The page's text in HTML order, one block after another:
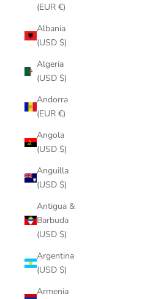
(EUR €)
Albania
(USD $)
Algeria
(USD $)
Andorra
(EUR €)
Angola
(USD $)
Anguilla
(USD $)
Antigua &
Barbuda
(USD $)
Argentina
(USD $)
Armenia